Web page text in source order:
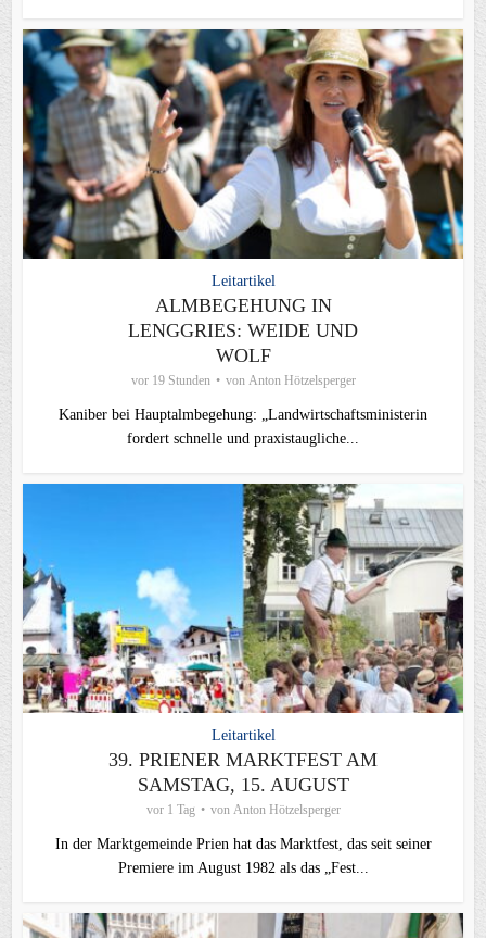
Leitartikel
ALMBEGEHUNG IN
LENGGRIES: WEIDE UND
WOLF
vor 19 Stunden von Anton Hötzelsperger
Kaniber bei Hauptalmbegehung: „Landwirtschaftsministerin
fordert schnelle und praxistaugliche...
Leitartikel
39. PRIENER MARKTFEST AM
SAMSTAG, 15. AUGUST
vor 1 Tag von Anton Hötzelsperger
In der Marktgemeinde Prien hat das Marktfest, das seit seiner
Premiere im August 1982 als das „Fest...